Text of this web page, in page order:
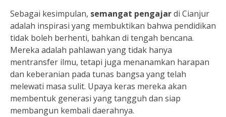
Sebagai kesimpulan, semangat pengajardi Cianjur
adalah inspirasi yang membuktikan bahwa pendidikan
tidak boleh berhenti, bahkan di tengah bencana.
Mereka adalah pahlawan yang tidak hanya
mentransfer ilmu, tetapi juga menanamkan harapan
dan keberanian pada tunas bangsa yang telah
melewati masa sulit. Upaya keras mereka akan
membentuk generasi yang tangguh dan siap
membangun kembali daerahnya.